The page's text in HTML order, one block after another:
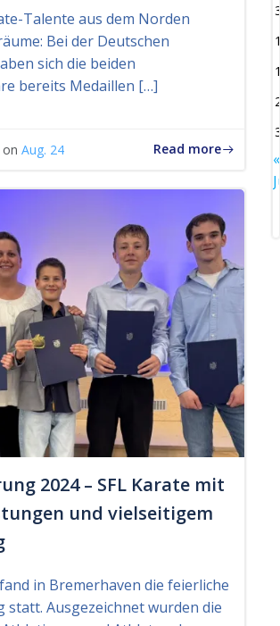
Talente aus dem Norden
Bei der Deutschen
sich die beiden
bereits Medaillen […]
on Aug. 24 Read more
2024 – SFL Karate mit
und vielseitigem
in Bremerhaven die feierliche
statt. Ausgezeichnet wurden die
«